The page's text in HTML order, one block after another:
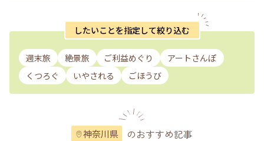
したいことを指定して絞り込む
週末旅 絶景旅 ご利益めぐり
アートさんぽ
くつろぐ
いやされる ごほうび
神奈川県 のおすすめ記事